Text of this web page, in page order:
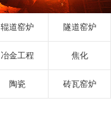
辊道窑炉 隧道窑炉
冶金工程 焦化
陶瓷 砖瓦窑炉